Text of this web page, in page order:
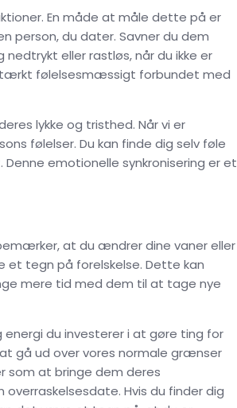
En måde at måle dette på er
person, du dater. Savner du dem
eller rastløs, når du ikke er
følelsesmæssigt forbundet med
lykke og tristhed. Når vi er
følelser. Du kan finde dig selv føle
emotionelle synkronisering er et
at du ændrer dine vaner eller
et tegn på forelskelse. Dette kan
mere tid med dem til at tage nye
du investerer i at gøre ting for
gå ud over vores normale grænser
som at bringe dem deres
Hvis du finder dig